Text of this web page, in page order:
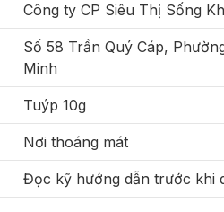
Công ty CP Siêu Thị Sống
Số 58 Trần Quý Cáp,
Minh
Tuýp 10g
Nơi thoáng mát
Đọc kỹ hướng dẫn trước khi